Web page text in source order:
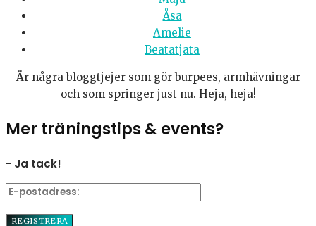
Åsa
Amelie
Beatatjata
Är några bloggtjejer som gör burpees, armhävningar
och som springer just nu. Heja, heja!
Mer träningstips & events?
- Ja tack!